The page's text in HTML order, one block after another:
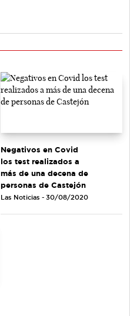
Negativos en Covid
los test realizados a
más de una decena de
personas de Castejón
Las Noticias - 30/08/2020